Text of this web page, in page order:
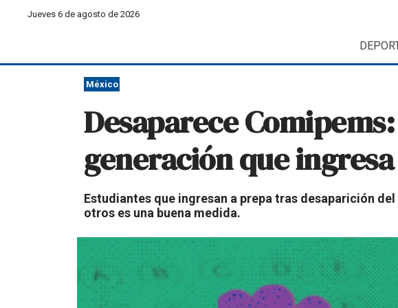
Jueves 6 de agosto de 2026
México
Desaparece
generación que
Estudiantes que ingresan a prepa tras desaparición
otros es una buena medida.